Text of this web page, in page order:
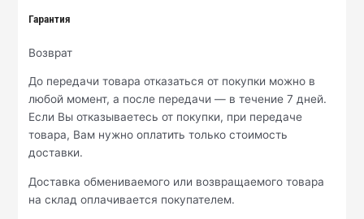
Гарантия
Возврат
До передачи товара отказаться от покупки можно в
любой момент, а после передачи — в течение 7 дней.
Если Вы отказываетесь от покупки, при передаче
товара, Вам нужно оплатить только стоимость
доставки.
Доставка обмениваемого или возвращаемого товара
на склад оплачивается покупателем.